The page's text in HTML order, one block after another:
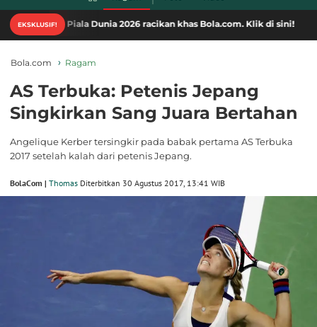
EKSKLUSIF!
Piala Dunia 2026 racikan khas Bola.com. Klik di sini!
Bola.com Ragam
AS Terbuka: Petenis Jepang
Singkirkan Sang Juara Bertahan
Angelique Kerber tersingkir pada babak pertama AS Terbuka
2017 setelah kalah dari petenis Jepang.
BolaCom | Thomas Diterbitkan 30 Agustus 2017, 13:41 WIB